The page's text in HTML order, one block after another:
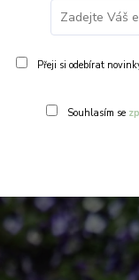
Přeji si odebírat
Souhlasím se